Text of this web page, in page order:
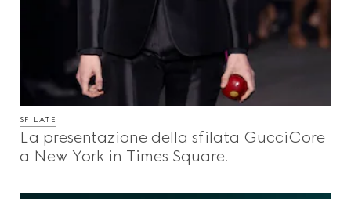
SFILATE
La presentazione della sfilata GucciCore
a New York in Times Square.